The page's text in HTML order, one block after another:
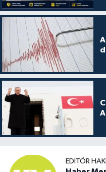
EDITÖR